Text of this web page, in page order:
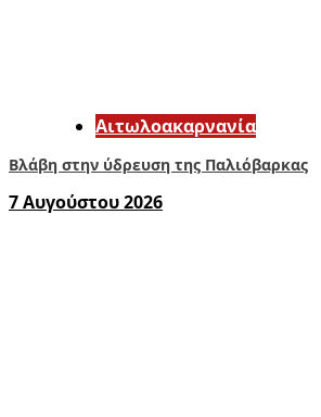
Αιτωλοακαρνανία
Βλάβη στην ύδρευση της Παλιόβαρκας
7 Αυγούστου 2026